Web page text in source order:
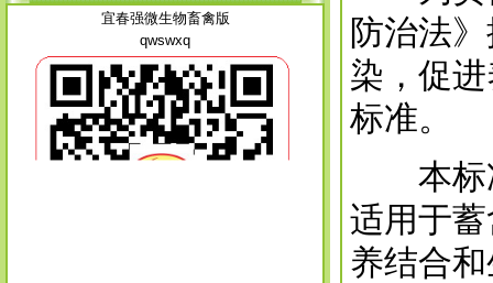
宜春强微生物畜禽版
qwswxq
防治法
染，促
标准。
本标准
适用于
养结合